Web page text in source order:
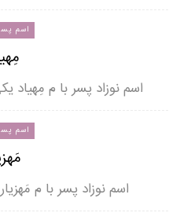
اسم
اسم نوزاد پسر با م مِهیاد
اسم
اسم نوزاد پسر با م